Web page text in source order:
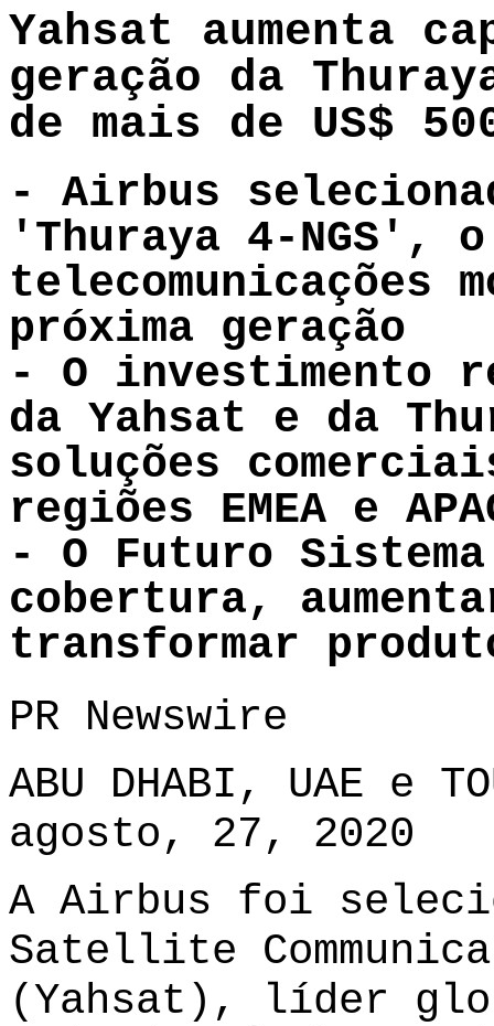
Yahsat aumenta
geração da
de mais de US$
- Airbus
'Thuraya 4-NGS',
telecomunicações
próxima geração
- O investimento
da Yahsat e da
soluções
regiões EMEA e
- O Futuro
cobertura,
transformar
PR Newswire
ABU DHABI, UAE e
agosto, 27, 2020
A Airbus foi
Satellite
(Yahsat), líder